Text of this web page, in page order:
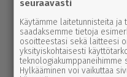
hin
kun­nassa
viikon
seuraavasti
Käytämme laitetunnisteita
saadaksemme tietoja
osoitteestasi sekä laitteesi
yksityiskohtaisesti
Hylkääminen voi vaikuttaa